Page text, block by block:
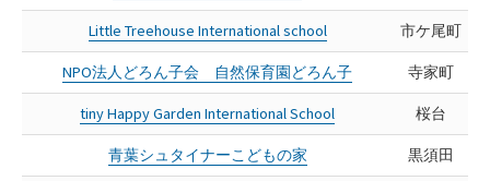
Little Treehouse International school 市ケ尾町
NPO法人どろん子会 自然保育園どろん子 寺家町
tiny Happy Garden International School 桜台
青葉シュタイナーこどもの家 黒須田